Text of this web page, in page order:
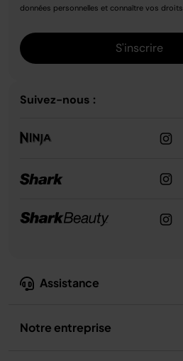
Assistance
Notre entreprise
données personnelles et connaître vos droits.
S'inscrire
Suivez-nous :